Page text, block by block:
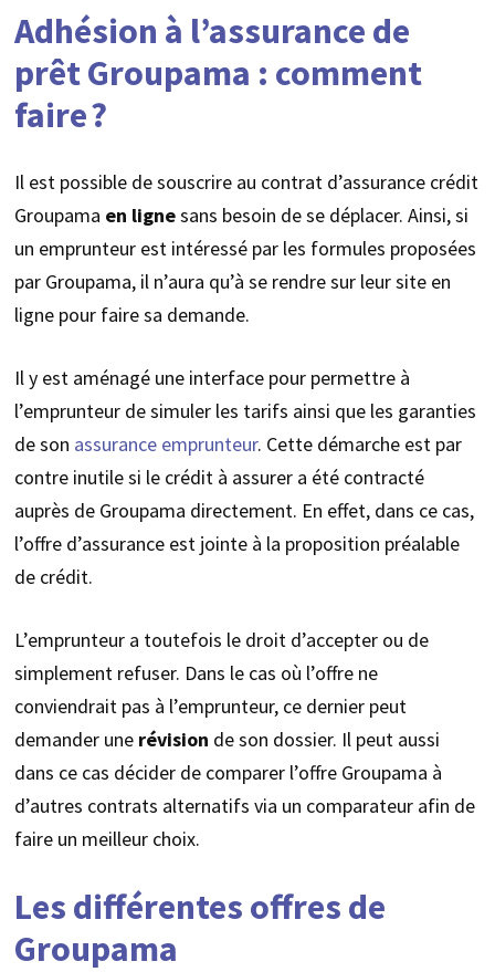
Adhésion à l’assurance de
prêt Groupama : comment
faire ?
Il est possible de souscrire au contrat d’assurance crédit
Groupama en lignesans besoin de se déplacer. Ainsi, si
un emprunteur est intéressé par les formules proposées
par Groupama, il n’aura qu’à se rendre sur leur site en
ligne pour faire sa demande.
Il y est aménagé une interface pour permettre à
l’emprunteur de simuler les tarifs ainsi que les garanties
de son assurance emprunteur. Cette démarche est par
contre inutile si le crédit à assurer a été contracté
auprès de Groupama directement. En effet, dans ce cas,
l’offre d’assurance est jointe à la proposition préalable
de crédit.
L’emprunteur a toutefois le droit d’accepter ou de
simplement refuser. Dans le cas où l’offre ne
conviendrait pas à l’emprunteur, ce dernier peut
demander une révision de son dossier. Il peut aussi
dans ce cas décider de comparer l’offre Groupama à
d’autres contrats alternatifs via un comparateur afin de
faire un meilleur choix.
Les différentes offres de
Groupama